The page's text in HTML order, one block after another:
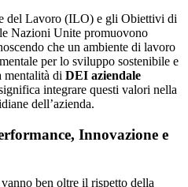
del Lavoro (ILO) e gli Obiettivi di
Nazioni Unite promuovono
che un ambiente di lavoro
per lo sviluppo sostenibile e
mentalità di DEI aziendale
integrare questi valori nella
dell’azienda.
Innovazione e
vanno ben oltre il rispetto della